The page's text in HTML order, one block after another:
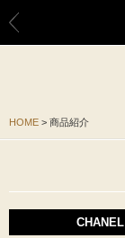
HOME > 商品紹介
CHANEL